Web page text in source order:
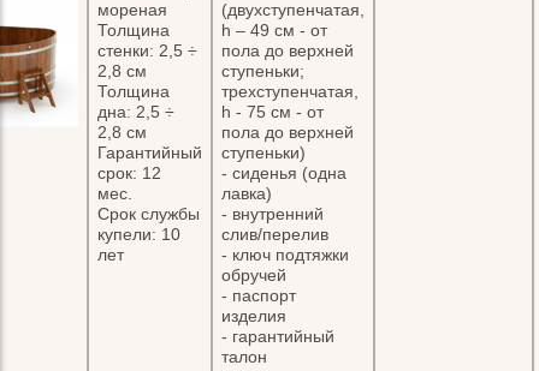
мореная
Толщина
стенки: 2,5 ÷
2,8 см
Толщина
дна: 2,5 ÷
2,8 см
Гарантийный
срок: 12
мес.
Срок службы
купели: 10
лет
(двухступенчатая,
h – 49 см - от
пола до верхней
ступеньки;
трехступенчатая,
h - 75 см - от
пола до верхней
ступеньки)
- сиденья (одна
лавка)
- внутренний
слив/перелив
- ключ подтяжки
обручей
- паспорт
изделия
- гарантийный
талон